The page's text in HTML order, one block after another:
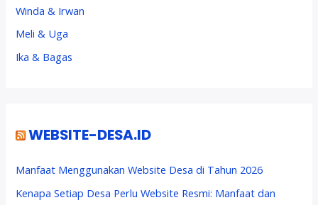
Winda & Irwan
Meli & Uga
Ika & Bagas
WEBSITE-DESA.ID
Manfaat Menggunakan Website Desa di Tahun 2026
Kenapa Setiap Desa Perlu Website Resmi: Manfaat dan